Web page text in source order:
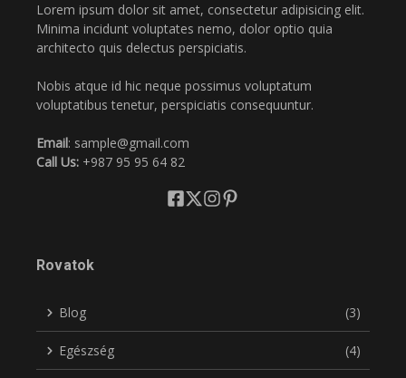
Lorem ipsum dolor sit amet, consectetur adipisicing elit.
Minima incidunt voluptates nemo, dolor optio quia
architecto quis delectus perspiciatis.
Nobis atque id hic neque possimus voluptatum
voluptatibus tenetur, perspiciatis consequuntur.
Email: sample@gmail.com
Call Us: +987 95 95 64 82
Rovatok
Blog (3)
Egészség (4)